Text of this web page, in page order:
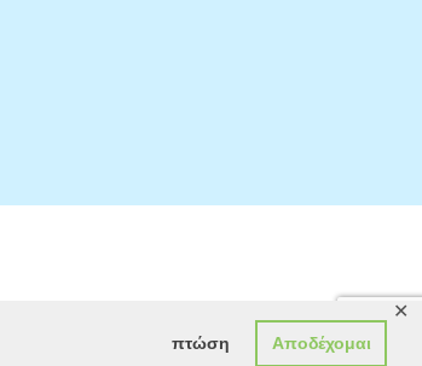
πτώση Αποδέχομαι
✕